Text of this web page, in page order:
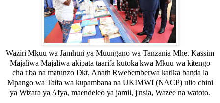
Waziri Mkuu wa Jamhuri ya Muungano wa Tanzania Mhe. Kassim
Majaliwa Majaliwa akipata taarifa kutoka kwa Mkuu wa kitengo
cha tiba na matunzo Dkt. Anath Rwebemberwa katika banda la
Mpango wa Taifa wa kupambana na UKIMWI (NACP) ulio chini
ya Wizara ya Afya, maendeleo ya jamii, jinsia, Wazee na watoto.